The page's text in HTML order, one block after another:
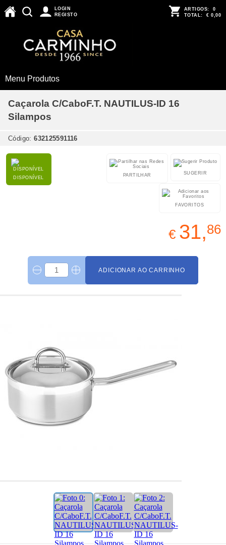
LOGIN
REGISTO
ARTIGOS: 0
TOTAL: € 0,00
Menu Produtos
Caçarola C/CaboF.T. NAUTILUS-ID 16
Silampos
Código:632125591116
DISPONÍVEL
SUGERIR
PARTILHAR
FAVORITOS
€ 31,86
ADICIONAR AO CARRINHO